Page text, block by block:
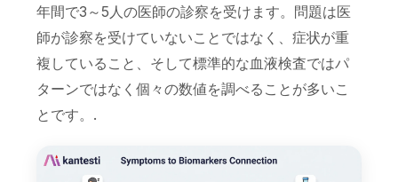
年間で3～5人の医師の診察を受けます。問題は医
師が診察を受けていないことではなく、症状が重
複していること、そして標準的な血液検査ではパ
ターンではなく個々の数値を調べることが多いこ
とです。.